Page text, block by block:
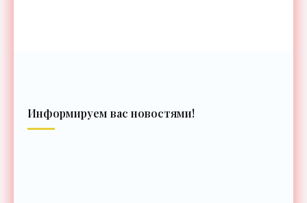
Информируем вас новостями!